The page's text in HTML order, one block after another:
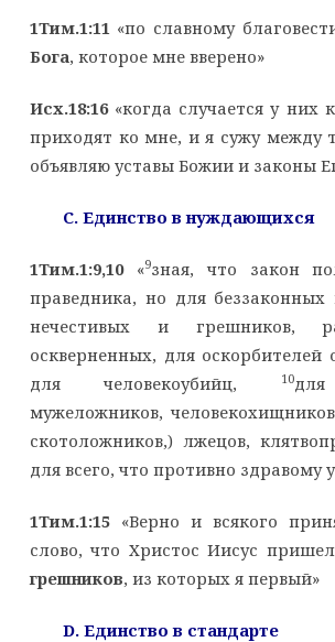
1Тим.1:11 «по славному
Бога, которое мне вверено»
Исх.18:16«когда случается у них
приходят ко мне, и я сужу между
объявляю уставы Божии и законы
C. Единство в нуждающихся
1Тим.1:9,10«9зная, что закон
праведника, но для
нечестивых и грешников,
оскверненных, для оскорбителей
для человекоубийц,
10
мужеложников,
скотоложников,) лжецов,
для всего, что противно здравому
1Тим.1:15«Верно и всякого
слово, что Христос Иисус
грешников, из которых я первый»
D. Единство в стандарте